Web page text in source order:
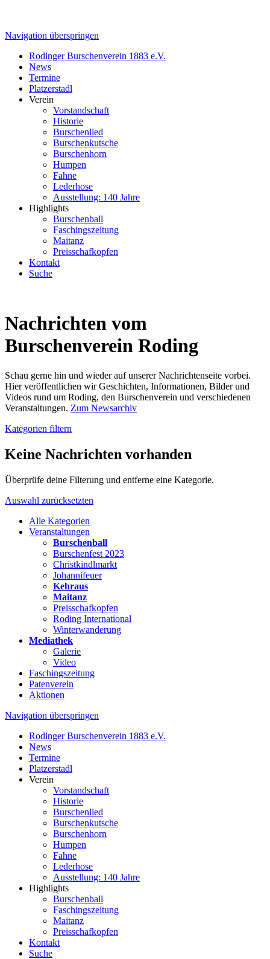
Navigation überspringen
Rodinger Burschenverein 1883 e.V.
News
Termine
Platzerstadl
Verein
Vorstandschaft
Historie
Burschenlied
Burschenkutsche
Burschenhorn
Humpen
Fahne
Lederhose
Ausstellung: 140 Jahre
Highlights
Burschenball
Faschingszeitung
Maitanz
Preisschafkopfen
Kontakt
Suche
Nachrichten vom
Burschenverein Roding
Schau gerne hin und wieder auf unserer Nachrichtenseite vorbei.
Hier veröffentlichen wir Geschichten, Informationen, Bilder und
Videos rund um Roding, den Burschenverein und verschiedenen
Veranstaltungen. Zum Newsarchiv
Kategorien filtern
Keine Nachrichten vorhanden
Überprüfe deine Filterung und entferne eine Kategorie.
Auswahl zurücksetzten
Alle Kategorien
Veranstaltungen
Burschenball
Burschenfest 2023
Christkindlmarkt
Johannifeuer
Kehraus
Maitanz
Preisschafkopfen
Roding International
Winterwanderung
Mediathek
Galerie
Video
Faschingszeitung
Patenverein
Aktionen
Navigation überspringen
Rodinger Burschenverein 1883 e.V.
News
Termine
Platzerstadl
Verein
Vorstandschaft
Historie
Burschenlied
Burschenkutsche
Burschenhorn
Humpen
Fahne
Lederhose
Ausstellung: 140 Jahre
Highlights
Burschenball
Faschingszeitung
Maitanz
Preisschafkopfen
Kontakt
Suche